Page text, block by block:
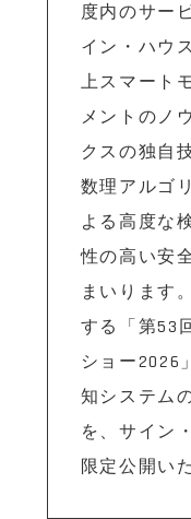
度内のサー
イン・ハウ
上スマート
メントのノ
クスの独自
数理アルゴ
よる高度な
性の高い安
まいります
する「第53
ショー2026
知システム
を、サイン
限定公開い